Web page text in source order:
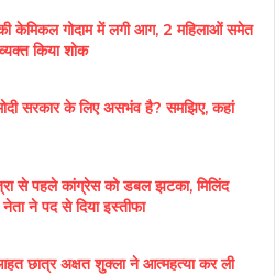
केमिकल गोदाम में लगी आग, 2 महिलाओं समेत
किया शोक
सरकार के लिए असभंव है? समझिए, कहां
से पहले कांग्रेस को डबल झटका, मिलिंद
ने पद से दिया इस्तीफा
छात्र अक्षत शुक्ला ने आत्महत्या कर ली